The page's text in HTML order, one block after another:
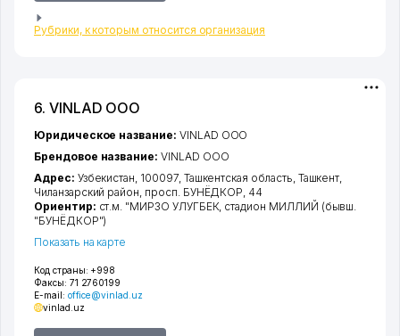
Рубрики, к которым относится организация
6. VINLAD ООО
Код страны: +998
Факсы: 71 2760199
E-mail: office@vinlad.uz
vinlad.uz
Юридическое название: VINLAD ООО
Брендовое название: VINLAD ООО
Адрес: Узбекистан, 100097, Ташкентская область, Ташкент,
Чиланзарский район, просп. БУНЁДКОР, 44
Ориентир: ст.м. "МИРЗО УЛУГБЕК, стадион МИЛЛИЙ (бывш.
"БУНЁДКОР")
Показать на карте